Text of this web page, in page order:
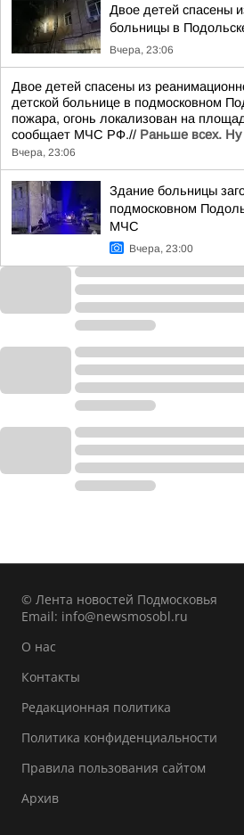
Двое детей спасены
больницы в
Вчера, 23:06
Двое детей спасены из
детской больнице в подмосковном
пожара, огонь локализован на
сообщает МЧС РФ.// Раньше всех. Ну
Вчера, 23:06
Здание больницы
подмосковном
МЧС
Вчера, 23:00
© Лента новостей Подмосковья
Email: info@newsmosobl.ru
О нас
Контакты
Редакционная политика
Политика конфиденциальности
Правила пользования сайтом
Архив